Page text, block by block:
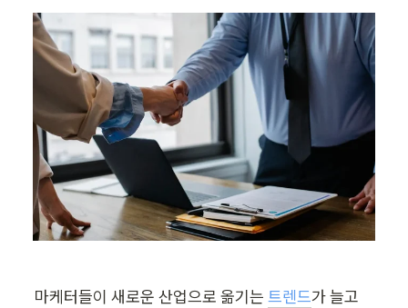
마케터들이 새로운 산업으로 옮기는 트렌드가 늘고